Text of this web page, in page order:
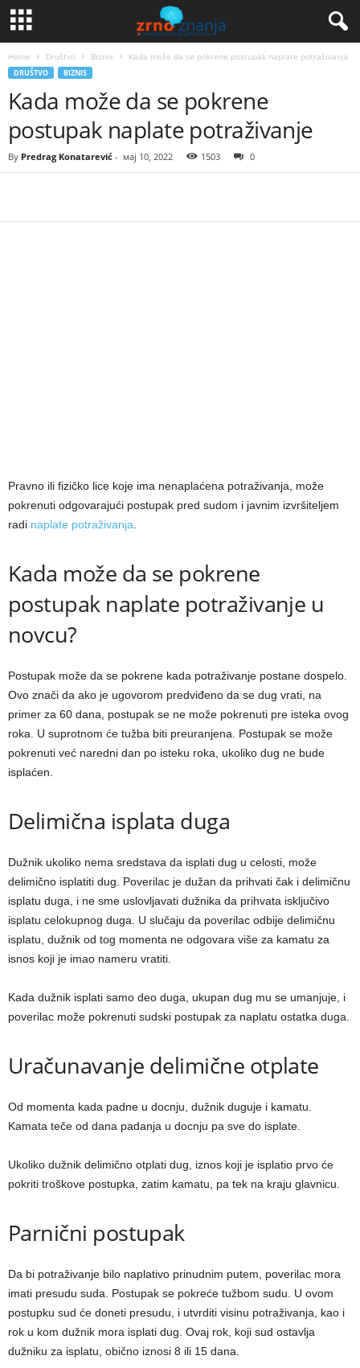
Home Društvo Biznis Kada može da se pokrene postupak naplate potraživanje
DRUŠTVO BIZNIS
Kada može da se pokrene
postupak naplate potraživanje
By Predrag Konatarević - мај 10, 2022 1503 0
Pravno ili fizičko lice koje ima nenaplaćena potraživanja, može
pokrenuti odgovarajući postupak pred sudom i javnim izvršiteljem
radi naplate potraživanja.
Kada može da se pokrene
postupak naplate potraživanje u
novcu?
Postupak može da se pokrene kada potraživanje postane dospelo.
Ovo znači da ako je ugovorom predviđeno da se dug vrati, na
primer za 60 dana, postupak se ne može pokrenuti pre isteka ovog
roka. U suprotnom će tužba biti preuranjena. Postupak se može
pokrenuti već naredni dan po isteku roka, ukoliko dug ne bude
isplaćen.
Delimična isplata duga
Dužnik ukoliko nema sredstava da isplati dug u celosti, može
delimično isplatiti dug. Poverilac je dužan da prihvati čak i delimičnu
isplatu duga, i ne sme uslovljavati dužnika da prihvata isključivo
isplatu celokupnog duga. U slučaju da poverilac odbije delimičnu
isplatu, dužnik od tog momenta ne odgovara više za kamatu za
isnos koji je imao nameru vratiti.
Kada dužnik isplati samo deo duga, ukupan dug mu se umanjuje, i
poverilac može pokrenuti sudski postupak za naplatu ostatka duga.
Uračunavanje delimične otplate
Od momenta kada padne u docnju, dužnik duguje i kamatu.
Kamata teče od dana padanja u docnju pa sve do isplate.
Ukoliko dužnik delimično otplati dug, iznos koji je isplatio prvo će
pokriti troškove postupka, zatim kamatu, pa tek na kraju glavnicu.
Parnični postupak
Da bi potraživanje bilo naplativo prinudnim putem, poverilac mora
imati presudu suda. Postupak se pokreće tužbom sudu. U ovom
postupku sud će doneti presudu, i utvrditi visinu potraživanja, kao i
rok u kom dužnik mora isplati dug. Ovaj rok, koji sud ostavlja
dužniku za isplatu, obično iznosi 8 ili 15 dana.